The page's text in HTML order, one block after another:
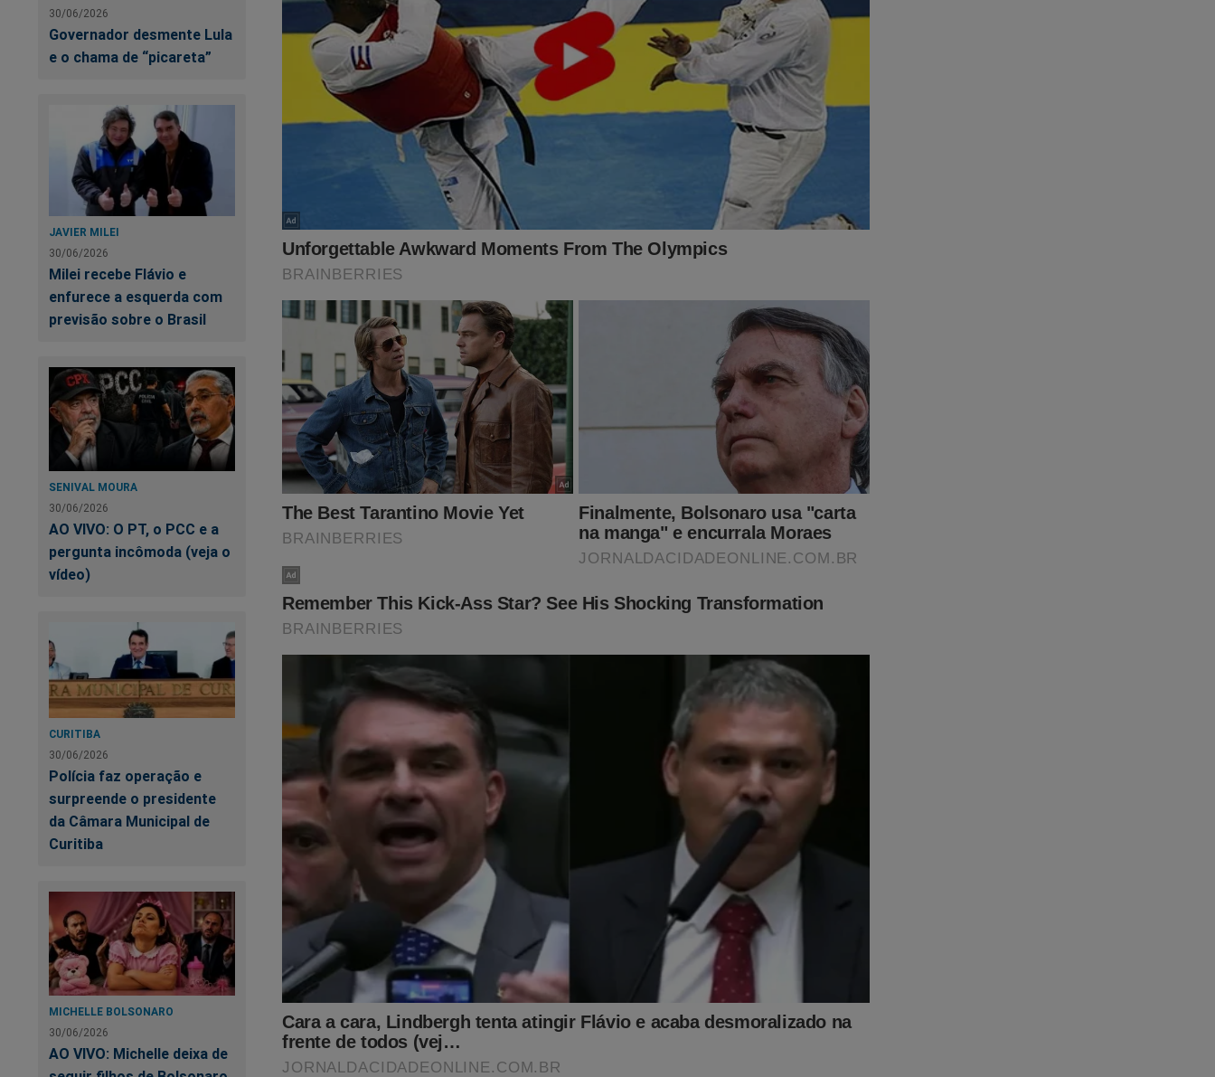
30/06/2026
Governador desmente Lula
e o chama de “picareta”
JAVIER MILEI
30/06/2026
Milei recebe Flávio e
enfurece a esquerda com
previsão sobre o Brasil
SENIVAL MOURA
30/06/2026
AO VIVO: O PT, o PCC e a
pergunta incômoda (veja o
vídeo)
CURITIBA
30/06/2026
Polícia faz operação e
surpreende o presidente
da Câmara Municipal de
Curitiba
MICHELLE BOLSONARO
30/06/2026
AO VIVO: Michelle deixa de